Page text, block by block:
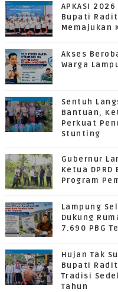
APKASI
Bupati
Memajukan
Akses
Warga
Sentuh
Bantuan,
Perkuat
Stunting
Gubernur
Ketua
Program
Lampung
Dukung
7.690 PBG
Hujan Tak
Bupati
Tradisi
Tahun